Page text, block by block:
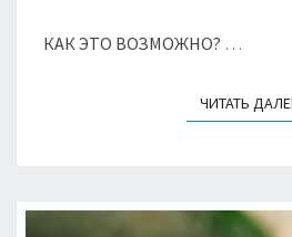
КАК ЭТО ВОЗМОЖНО? …
ЧИТАТЬ